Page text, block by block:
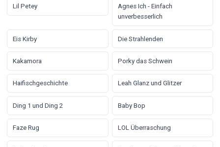
Lil Petey
Agnes Ich - Einfach
unverbesserlich
Eis Kirby Die Strahlenden
Kakamora Porky das Schwein
Haifischgeschichte Leah Glanz und Glitzer
Ding 1 und Ding 2 Baby Bop
Faze Rug LOL Überraschung